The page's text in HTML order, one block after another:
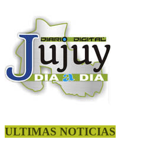
ULTIMAS NOTICIAS